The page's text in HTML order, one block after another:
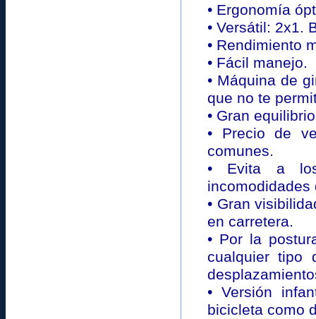
• Ergonomía
• Versátil: 2x1.
• Rendimiento
• Fácil manejo.
• Máquina de
que no te
• Gran
• Precio de
comunes.
• Evita a
• Gran
en carretera.
• Por la
cualquier tipo
• Versión
bicicleta como